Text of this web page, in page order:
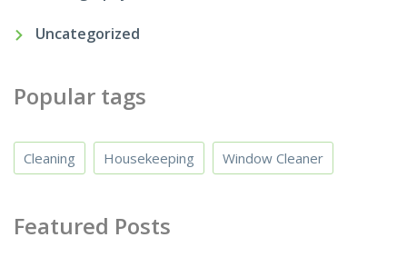
Uncategorized
Popular tags
Cleaning Housekeeping Window Cleaner
Featured Posts